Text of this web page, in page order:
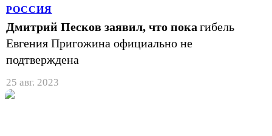
РОССИЯ
Дмитрий Песков заявил, что пока гибель
Евгения Пригожина официально не
подтверждена
25 авг. 2023